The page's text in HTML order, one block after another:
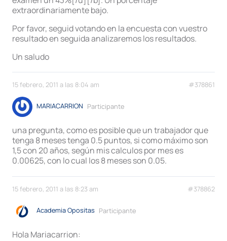
extraordinariamente bajo.
Por favor, seguid votando en la encuesta con vuestro
resultado en seguida analizaremos los resultados.
Un saludo
15 febrero, 2011 a las 8:04 am #378861
MARIACARRION Participante
una pregunta, como es posible que un trabajador que
tenga 8 meses tenga 0.5 puntos, si como máximo son
1,5 con 20 años, según mis calculos por mes es
0.00625, con lo cual los 8 meses son 0.05.
15 febrero, 2011 a las 8:23 am #378862
Academia Opositas Participante
Hola Mariacarrion: